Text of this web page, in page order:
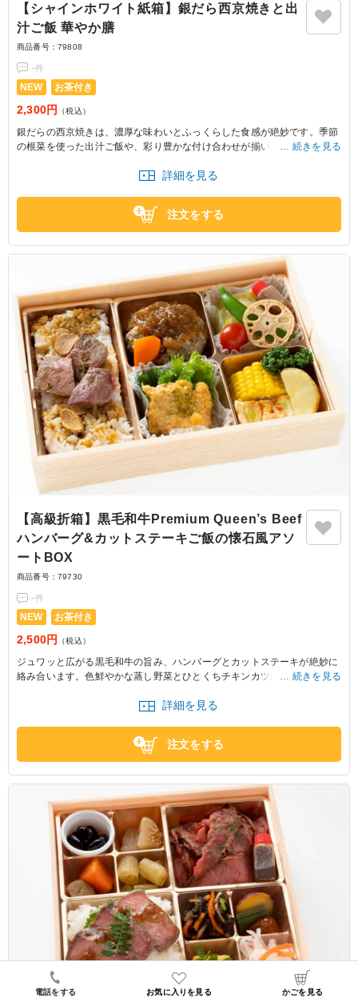
【シャインホワイト紙箱】銀だら西京焼きと出
汁ご飯 華やか膳
商品番号： 79808
-件
NEW お茶付き
2,300円 （税込）
銀だらの西京焼きは、濃厚な味わいとふっくらした食感が絶妙です。季節
の根菜を使った出汁ご飯や、彩り豊かな付け合わせが揃い、食べるたびに
続きを見る
詳細を見る
注文をする
【高級折箱】黒毛和牛Premium Queen’s Beef
ハンバーグ&カットステーキご飯の懐石風アソ
ートBOX
商品番号： 79730
-件
NEW お茶付き
2,500円 （税込）
ジュワッと広がる黒毛和牛の旨み、ハンバーグとカットステーキが絶妙に
絡み合います。色鮮やかな蒸し野菜とひとくちチキンカツが、食欲をそそ
続きを見る
詳細を見る
注文をする
電話をする お気に入りを見る かごを見る